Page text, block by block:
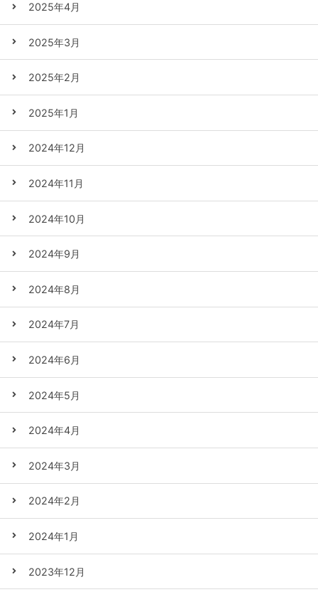
2025年4月
2025年3月
2025年2月
2025年1月
2024年12月
2024年11月
2024年10月
2024年9月
2024年8月
2024年7月
2024年6月
2024年5月
2024年4月
2024年3月
2024年2月
2024年1月
2023年12月